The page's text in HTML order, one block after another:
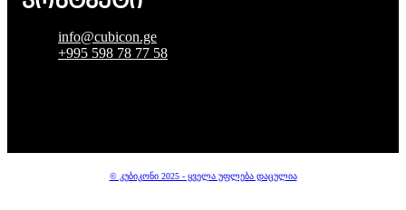
info@cubicon.ge
+995 598 78 77 58
© კუბიკონი 2025 - ყველა უფლება დაცულია